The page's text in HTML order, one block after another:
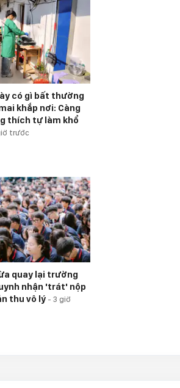
có gì bất thường
khắp nơi: Càng
thích tự làm khổ
trước
quay lại trường
nhận 'trát' nộp
thu vô lý - 3 giờ